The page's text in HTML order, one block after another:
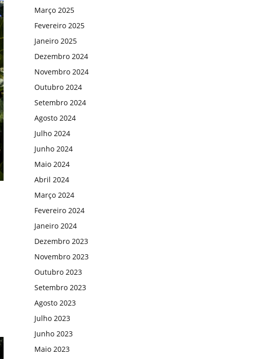
Março 2025
Fevereiro 2025
Janeiro 2025
Dezembro 2024
Novembro 2024
Outubro 2024
Setembro 2024
Agosto 2024
Julho 2024
Junho 2024
Maio 2024
Abril 2024
Março 2024
Fevereiro 2024
Janeiro 2024
Dezembro 2023
Novembro 2023
Outubro 2023
Setembro 2023
Agosto 2023
Julho 2023
Junho 2023
Maio 2023